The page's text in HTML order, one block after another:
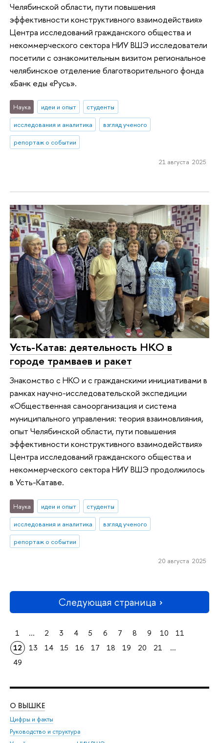
Челябинской области, пути повышения
эффективности конструктивного взаимодействия»
Центра исследований гражданского общества и
некоммерческого сектора НИУ ВШЭ исследователи
посетили с ознакомительным визитом региональное
челябинское отделение благотворительного фонда
«Банк еды «Русь».
Наука идеи и опыт
студенты
исследования и аналитика
взгляд ученого
репортаж о событии
21 августа 2025
Усть-Катав: деятельность НКО в
городе трамваев и ракет
Знакомство с НКО и с гражданскими инициативами в
рамках научно-исследовательской экспедиции
«Общественная самоорганизация и система
муниципального управления: теория взаимовлияния,
опыт Челябинской области, пути повышения
эффективности конструктивного взаимодействия»
Центра исследований гражданского общества и
некоммерческого сектора НИУ ВШЭ продолжилось
в Усть-Катаве.
Наука идеи и опыт
студенты
исследования и аналитика
взгляд ученого
репортаж о событии
20 августа 2025
Следующая страница
1 ... 2 3 4 5 6 7 8 9 10
11
12
13 14 15 16 17 18 19 20 21
...
49
О ВЫШКЕ
Цифры и факты
Руководство и структура